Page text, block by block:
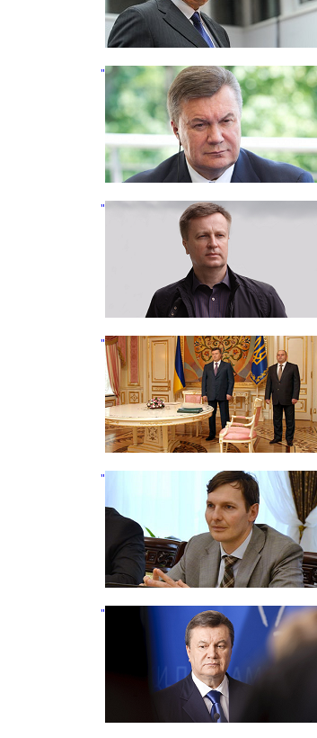
" />
" />
" />
" />
" />